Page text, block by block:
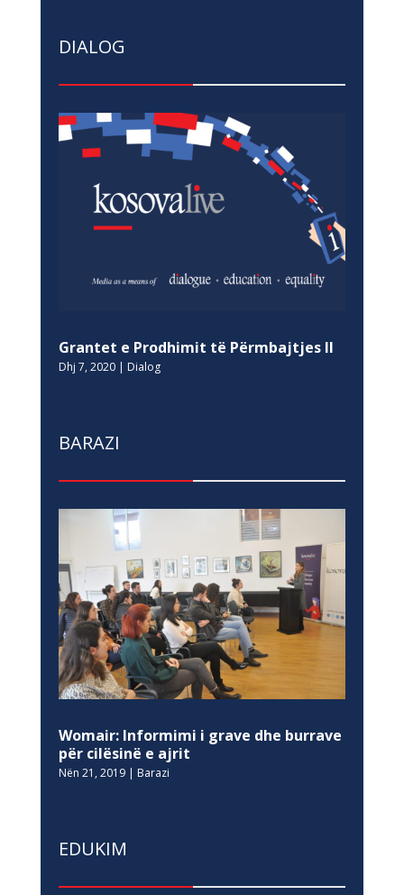
DIALOG
Grantet e Prodhimit të Përmbajtjes II
Dhj 7, 2020| Dialog
BARAZI
Womair: Informimi i grave dhe burrave
për cilësinë e ajrit
Nën 21, 2019| Barazi
EDUKIM